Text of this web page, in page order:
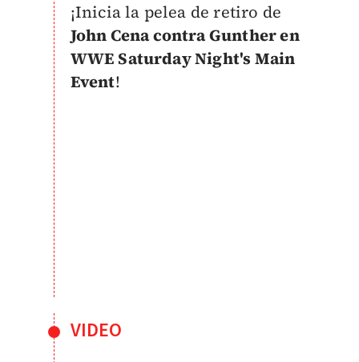
¡Inicia la pelea de retiro de
John Cena contra Gunther en
WWE Saturday Night's Main
Event!
VIDEO